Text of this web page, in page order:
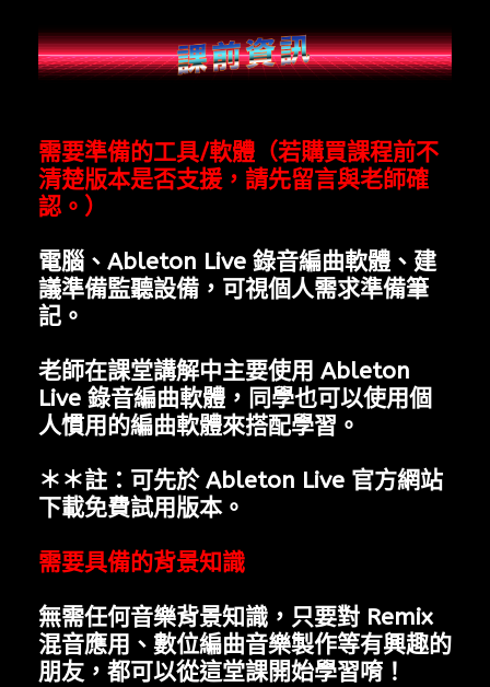
需要準備的工具/軟體（若購買課程前不
清楚版本是否支援，請先留言與老師確
認。）
電腦、Ableton Live 錄音編曲軟體、建
議準備監聽設備，可視個人需求準備筆
記。
老師在課堂講解中主要使用 Ableton
Live 錄音編曲軟體，同學也可以使用個
人慣用的編曲軟體來搭配學習。
＊＊註：可先於 Ableton Live 官方網站
下載免費試用版本。
需要具備的背景知識
無需任何音樂背景知識，只要對 Remix
混音應用、數位編曲音樂製作等有興趣的
朋友，都可以從這堂課開始學習唷！